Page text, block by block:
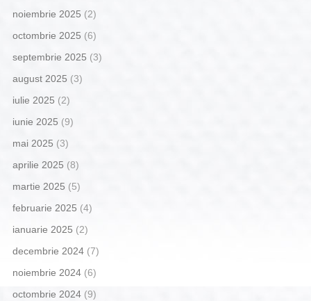
noiembrie 2025 (2)
octombrie 2025 (6)
septembrie 2025 (3)
august 2025 (3)
iulie 2025 (2)
iunie 2025 (9)
mai 2025 (3)
aprilie 2025 (8)
martie 2025 (5)
februarie 2025 (4)
ianuarie 2025 (2)
decembrie 2024(7)
noiembrie 2024(6)
octombrie 2024(9)